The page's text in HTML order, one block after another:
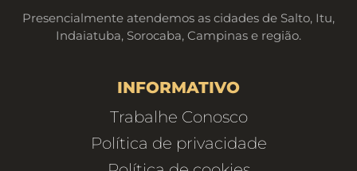
Presencialmente atendemos as cidades de Salto, Itu,
Indaiatuba, Sorocaba, Campinas e região.
INFORMATIVO
Trabalhe Conosco
Política de privacidade